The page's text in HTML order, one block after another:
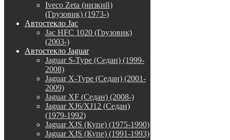
Iveco Zeta (низкий)
(Грузовик) (1973-)
Автостекло Jac
Jac HFC 1020 (Грузовик)
(2003-)
Автостекло Jaguar
Jaguar S-Type (Седан) (1999-
2008)
Jaguar X-Type (Седан) (2001-
2009)
Jaguar XF (Седан) (2008-)
Jaguar XJ6/XJ12 (Седан)
(1979-1992)
Jaguar XJS (Купе) (1975-1990)
Jaguar XJS (Купе) (1991-1993)